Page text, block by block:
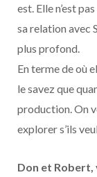
est. Elle n’est
sa relation avec
plus profond.
En terme de où
le savez que
production. On
explorer s’ils
Don et Robert,